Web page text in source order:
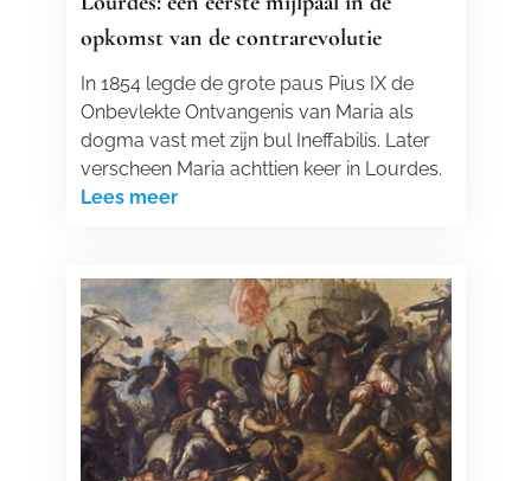
opkomst van de contrarevolutie
In 1854 legde de grote paus Pius IX de
Onbevlekte Ontvangenis van Maria als
dogma vast met zijn bul Ineffabilis. Later
verscheen Maria achttien keer in Lourdes.
Lees meer